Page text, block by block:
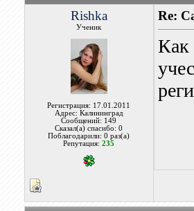
Rishka
Ученик
Регистрация: 17.01.2011
Адрес: Калининград
Сообщений: 149
Сказал(а) спасибо: 0
Поблагодарили: 0 раз(а)
Репутация:235
Re:
Как